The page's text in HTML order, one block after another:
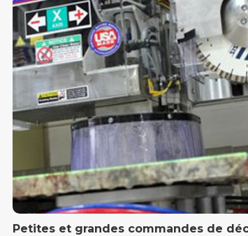
Petites et grandes commandes de